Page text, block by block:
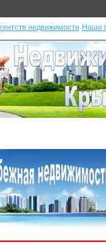
недвижимости Наши